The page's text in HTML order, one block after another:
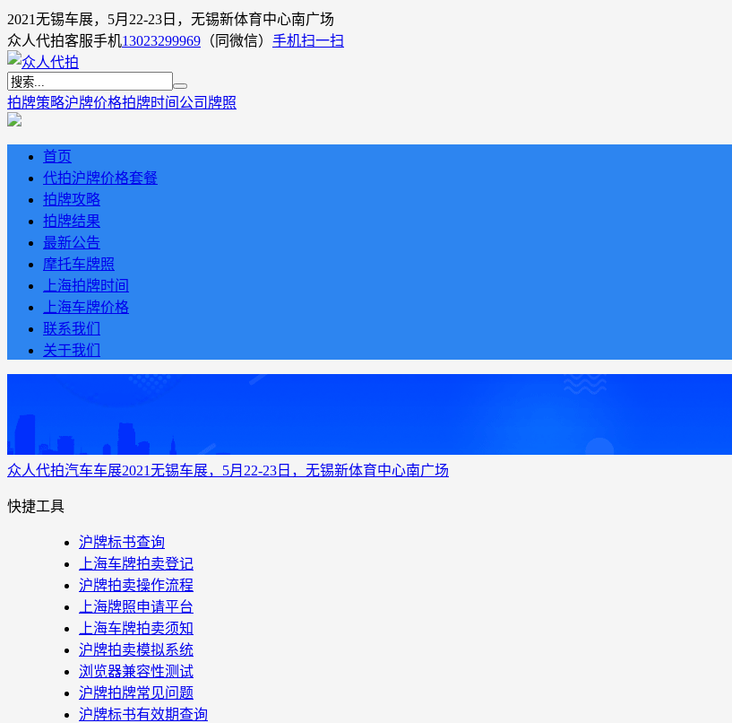
2021无锡车展，5月22-23日，无锡新体育中心南广场
众人代拍客服手机13023299969 （同微信） 手机扫一扫
拍牌策略沪牌价格拍牌时间 公司牌照
首页
代拍沪牌价格套餐
拍牌攻略
拍牌结果
最新公告
摩托车牌照
上海拍牌时间
上海车牌价格
联系我们
关于我们
众人代拍汽车车展2021无锡车展，5月22-23日，无锡新体育中心南广场
快捷工具
沪牌标书查询
上海车牌拍卖登记
沪牌拍卖操作流程
上海牌照申请平台
上海车牌拍卖须知
沪牌拍卖模拟系统
浏览器兼容性测试
沪牌拍牌常见问题
沪牌标书有效期查询